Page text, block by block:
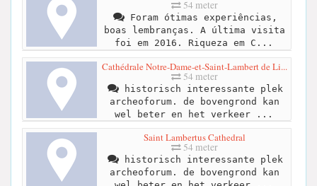
54 meter
Foram ótimas experiências,
boas lembranças. A última visita
foi em 2016. Riqueza em C...
Cathédrale Notre-Dame-et-Saint-Lambert de Li...
54 meter
historisch interessante plek
archeoforum. de bovengrond kan
wel beter en het verkeer ...
Saint Lambertus Cathedral
54 meter
historisch interessante plek
archeoforum. de bovengrond kan